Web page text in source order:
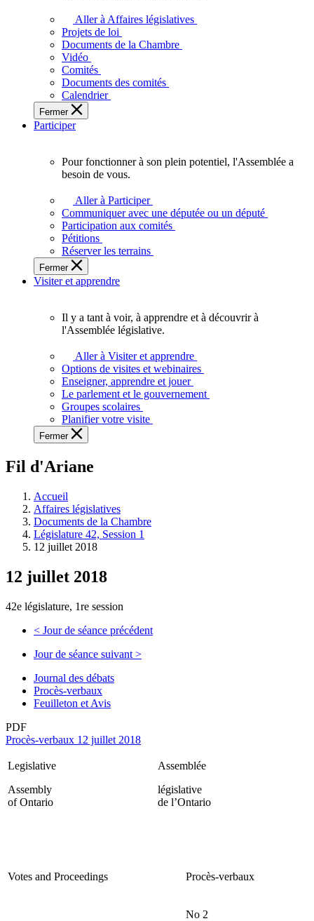
adopte
touchent
des
Ontariennes
et
Aller à Affaires législatives
Projets de loi
Documents de la Chambre
Vidéo
Comités
Documents des comités
Calendrier
Fermer
Participer
plein
potentiel,
l'Assemblée
a
besoin
de
Pour fonctionner à son plein potentiel, l'Assemblée a
besoin de vous.
Aller à Participer
Communiquer avec une députée ou un député
Participation aux comités
Pétitions
Réserver les terrains
Fermer
Visiter et apprendre
voir,
apprendre
et
à
à
législative.
Il y a tant à voir, à apprendre et à découvrir à
l'Assemblée législative.
Aller à Visiter et apprendre
Options de visites et webinaires
Enseigner, apprendre et jouer
Le parlement et le gouvernement
Groupes scolaires
Planifier votre visite
Fermer
Fil d'Ariane
Accueil
Affaires législatives
Documents de la Chambre
Législature 42, Session 1
12 juillet 2018
12 juillet 2018
42e législature, 1re session
< Jour de séance précédent
Jour de séance suivant >
Journal des débats
Procès-verbaux
Feuilleton et Avis
PDF
Procès-verbaux 12 juillet 2018
Legislative
Assembly
of Ontario
Assemblée
législative
de l’Ontario
Votes and Proceedings Procès-verbaux
No 2